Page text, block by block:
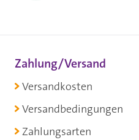
Zahlung/Versand
Versandkosten
Versandbedingungen
Zahlungsarten